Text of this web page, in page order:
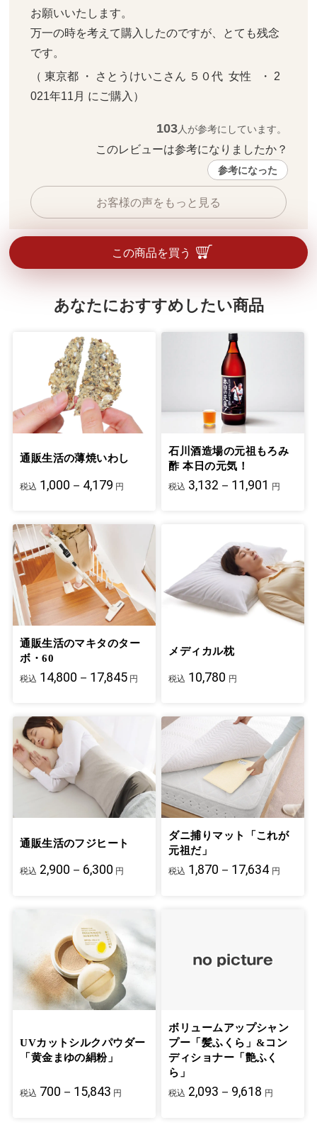
お願いいたします。
万一の時を考えて購入したのですが、とても残念
です。
（ 東京都 ・ さとうけいこさん ５０代  女性   ・ 2
021年11月 にご購入）
103人が参考にしています。
このレビューは参考になりましたか？
参考になった
お客様の声をもっと見る
この商品を買う
あなたにおすすめしたい商品
通販生活の薄焼いわし
税込 1,000－4,179 円
石川酒造場の元祖もろみ
酢 本日の元気！
税込 3,132－11,901 円
通販生活のマキタのター
ボ・60
税込 14,800－17,845 円
メディカル枕
税込 10,780 円
通販生活のフジヒート
税込 2,900－6,300 円
ダニ捕りマット「これが
元祖だ」
税込 1,870－17,634 円
UVカットシルクパウダー
「黄金まゆの絹粉」
税込 700－15,843 円
ボリュームアップシャン
プー「髪ふくら」&コン
ディショナー「艶ふく
ら」
税込 2,093－9,618 円